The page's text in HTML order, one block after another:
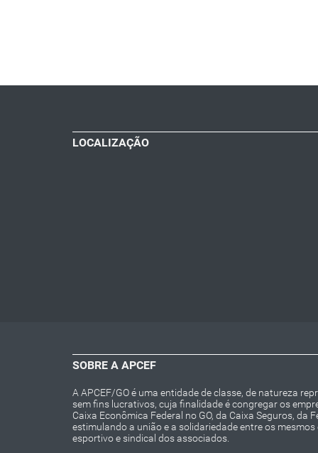
LOCALIZAÇÃO
SOBRE A APCEF
A APCEF/GO é uma entidade de classe, de natureza
sem fins lucrativos, cuja finalidade é congregar os
Caixa Econômica Federal no GO, da Caixa Seguros, da
estimulando a união e a solidariedade entre os
esportivo e sindical dos associados.